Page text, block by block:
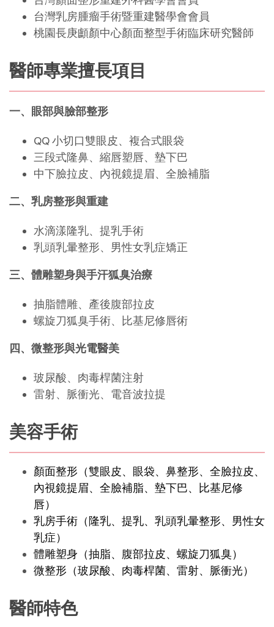
台灣乳房腫瘤手術暨重建醫學會會員
桃園長庚顱顏中心顏面整型手術臨床研究醫師
醫師專業擅長項目
一、眼部與臉部整形
QQ 小切口雙眼皮、複合式眼袋
三段式隆鼻、縮唇塑唇、墊下巴
中下臉拉皮、內視鏡提眉、全臉補脂
二、乳房整形與重建
水滴漾隆乳、提乳手術
乳頭乳暈整形、男性女乳症矯正
三、體雕塑身與手汗狐臭治療
抽脂體雕、產後腹部拉皮
螺旋刀狐臭手術、比基尼修唇術
四、微整形與光電醫美
玻尿酸、肉毒桿菌注射
雷射、脈衝光、電音波拉提
美容手術
顏面整形（雙眼皮、眼袋、鼻整形、全臉拉皮、
內視鏡提眉、全臉補脂、墊下巴、比基尼修
唇）
乳房手術（隆乳、提乳、乳頭乳暈整形、男性女
乳症）
體雕塑身（抽脂、腹部拉皮、螺旋刀狐臭）
微整形（玻尿酸、肉毒桿菌、雷射、脈衝光）
醫師特色